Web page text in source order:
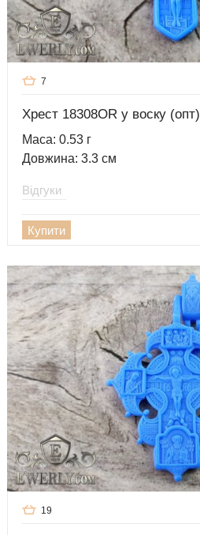
7
Хрест 18308OR у воску (опт)
Маса: 0.53 г
Довжина: 3.3 см
Відгуки
Купити
19